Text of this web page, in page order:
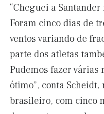
“Cheguei a
Foram cinco dias de
ventos variando de
parte dos atletas
Pudemos fazer
ótimo”, conta
brasileiro, com cinco